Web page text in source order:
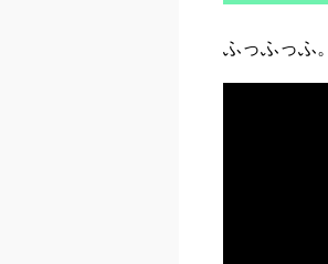
ふっふっふ